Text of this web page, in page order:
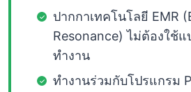
ปากกาเทคโนโลยี EMR
Resonance) ไม่ต้องใช้แ
ทำงาน
ทำงานร่วมกับโปรแกรม